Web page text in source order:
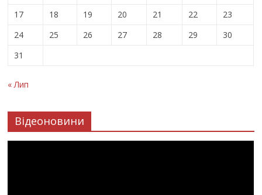
17
18 19 20 21 22
23
24
25 26 27 28 29
30
31
« Лип
Відеоновини